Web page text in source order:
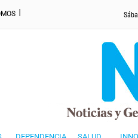
I